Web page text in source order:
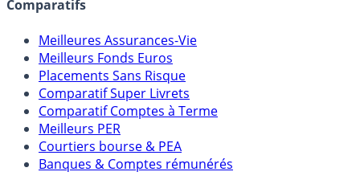
Meilleures Assurances-Vie
Meilleurs Fonds Euros
Placements Sans Risque
Comparatif Super Livrets
Comparatif Comptes à Terme
Meilleurs PER
Courtiers bourse & PEA